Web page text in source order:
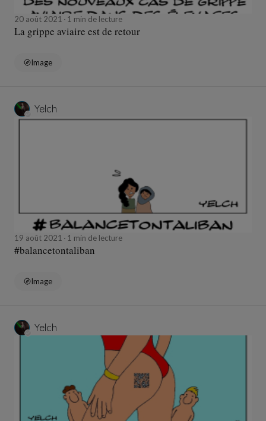
20 août 2021 1 min de lecture
La grippe aviaire est de retour
Image
Yelch
19 août 2021 1 min de lecture
#balancetontaliban
Image
Yelch